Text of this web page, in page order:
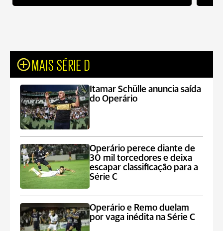
MAIS SÉRIE D
Itamar Schülle anuncia saída
do Operário
Operário perece diante de
30 mil torcedores e deixa
escapar classificação para a
Série C
Operário e Remo duelam
por vaga inédita na Série C